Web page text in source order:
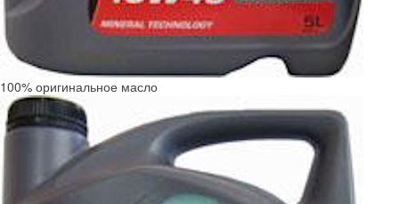
100% оригинальное масло